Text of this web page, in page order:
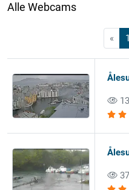
Alle Webcams
« 1
37